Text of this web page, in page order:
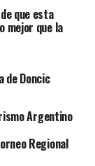
7
7
1
40
que esta
mejor que la
de Doncic
Argentino
Regional